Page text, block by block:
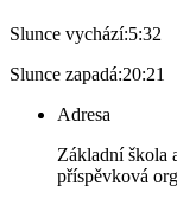
Slunce vychází:5:32
Slunce zapadá:20:21
Adresa
Základní škola
příspěvková